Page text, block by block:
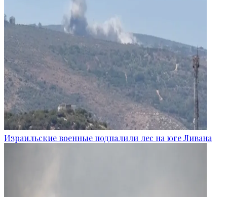
Израильские военные подпалили лес на юге Ливана